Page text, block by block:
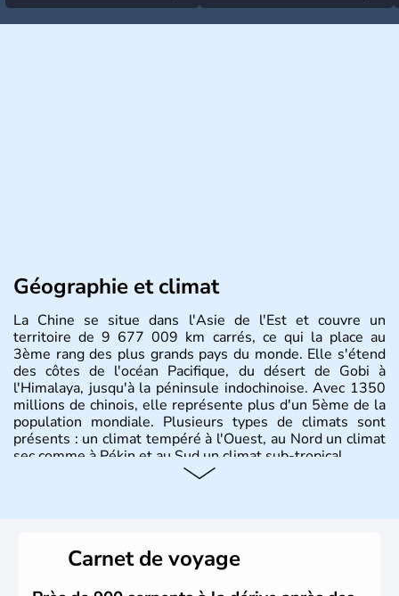
Géographie et climat
La Chine se situe dans l'Asie de l'Est et couvre un
territoire de 9 677 009 km carrés, ce qui la place au
3ème rang des plus grands pays du monde. Elle s'étend
des côtes de l'océan Pacifique, du désert de Gobi à
l'Himalaya, jusqu'à la péninsule indochinoise. Avec 1350
millions de chinois, elle représente plus d'un 5ème de la
population mondiale. Plusieurs types de climats sont
présents : un climat tempéré à l'Ouest, au Nord un climat
sec comme à Pékin et au Sud un climat sub-tropical.
dynasties. La dynastie Qing a été la dernière à régner
jusqu'aux guerres de l'opium lorsque la Chine s'est
Carnet de voyage